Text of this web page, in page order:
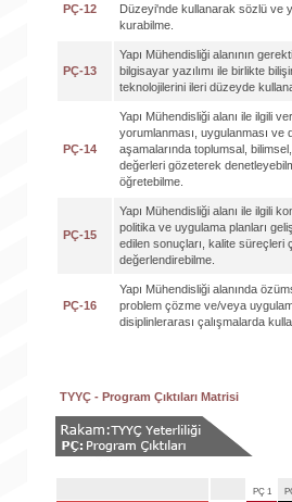
PÇ-12
Düzeyi'nde kullanarak sözlü ve
kurabilme.
PÇ-13
Yapı Mühendisliği alanının
bilgisayar yazılımı ile birlikte
teknolojilerini ileri düzeyde
PÇ-14
Yapı Mühendisliği alanı ile ilgili
yorumlanması, uygulanması ve
aşamalarında toplumsal,
değerleri gözeterek
öğretebilme.
PÇ-15
Yapı Mühendisliği alanı ile ilgili
politika ve uygulama planları
edilen sonuçları, kalite süreçleri
değerlendirebilme.
PÇ-16
Yapı Mühendisliği alanında
problem çözme ve/veya
disiplinlerarası çalışmalarda
TYYÇ - Program Çıktıları Matrisi
PÇ 1